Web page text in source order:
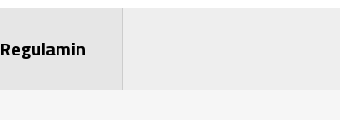
Regulamin